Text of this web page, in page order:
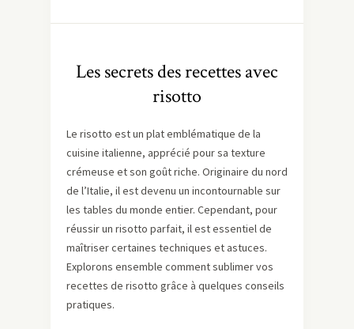
Les secrets des recettes avec
risotto
Le risotto est un plat emblématique de la
cuisine italienne, apprécié pour sa texture
crémeuse et son goût riche. Originaire du nord
de l’Italie, il est devenu un incontournable sur
les tables du monde entier. Cependant, pour
réussir un risotto parfait, il est essentiel de
maîtriser certaines techniques et astuces.
Explorons ensemble comment sublimer vos
recettes de risotto grâce à quelques conseils
pratiques.